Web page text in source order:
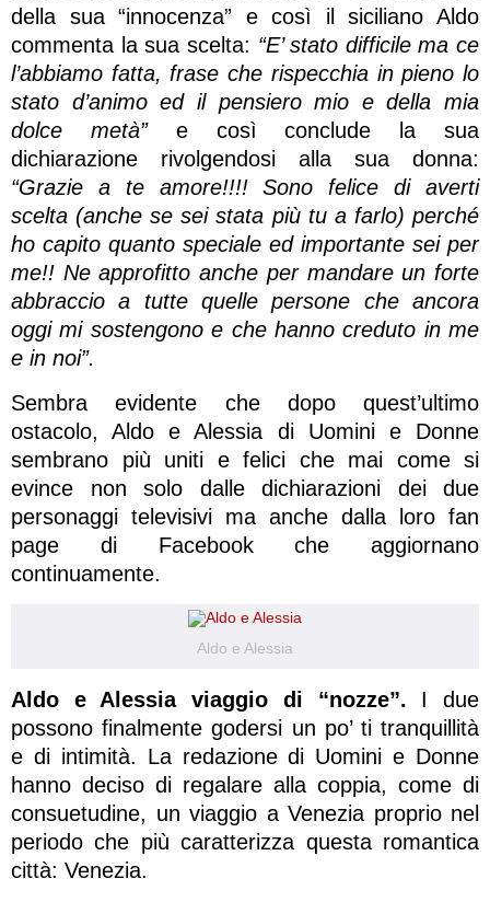
della sua “innocenza” e così il siciliano Aldo
commenta la sua scelta: “E’ stato difficile ma ce
l’abbiamo fatta, frase che rispecchia in pieno lo
stato d’animo ed il pensiero mio e della mia
dolce metà” e così conclude la sua
dichiarazione rivolgendosi alla sua donna:
“Grazie a te amore!!!! Sono felice di averti
scelta (anche se sei stata più tu a farlo) perché
ho capito quanto speciale ed importante sei per
me!! Ne approfitto anche per mandare un forte
abbraccio a tutte quelle persone che ancora
oggi mi sostengono e che hanno creduto in me
e in noi”.
Sembra evidente che dopo quest’ultimo
ostacolo, Aldo e Alessia di Uomini e Donne
sembrano più uniti e felici che mai come si
evince non solo dalle dichiarazioni dei due
personaggi televisivi ma anche dalla loro fan
page di Facebook che aggiornano
continuamente.
Aldo e Alessia
Aldo e Alessia viaggio di “nozze”. I due
possono finalmente godersi un po’ ti tranquillità
e di intimità. La redazione di Uomini e Donne
hanno deciso di regalare alla coppia, come di
consuetudine, un viaggio a Venezia proprio nel
periodo che più caratterizza questa romantica
città: Venezia.